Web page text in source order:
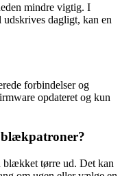
mindre vigtig. I
dagligt, kan en
forbindelser og
opdateret og kun
tørre ud. Det kan